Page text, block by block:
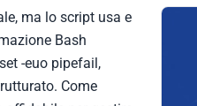
ma lo script usa e
Bash
-euo pipefail,
Come